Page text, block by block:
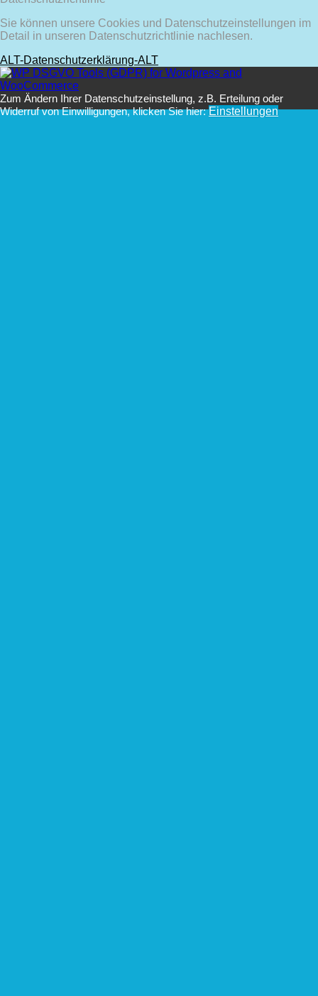
Sie können unsere Cookies und Datenschutzeinstellungen im
Detail in unseren Datenschutzrichtlinie nachlesen.
ALT-Datenschutzerklärung-ALT
Zum Ändern Ihrer Datenschutzeinstellung, z.B. Erteilung oder
Widerruf von Einwilligungen, klicken Sie hier:Einstellungen